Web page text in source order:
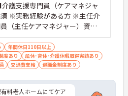
介護支援専門員（ケアマネジャ
※実務経験がある方 ※主任介
（主任ケアマネジャー）資
年間休日110日以上
度あり
産休･育休･介護休暇取得実績あり
交通費支給 退職金制度あり
料老人ホームにてケア